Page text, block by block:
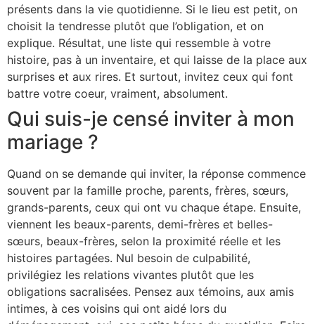
présents dans la vie quotidienne. Si le lieu est petit, on
choisit la tendresse plutôt que l’obligation, et on
explique. Résultat, une liste qui ressemble à votre
histoire, pas à un inventaire, et qui laisse de la place aux
surprises et aux rires. Et surtout, invitez ceux qui font
battre votre coeur, vraiment, absolument.
Qui suis-je censé inviter à mon
mariage ?
Quand on se demande qui inviter, la réponse commence
souvent par la famille proche, parents, frères, sœurs,
grands-parents, ceux qui ont vu chaque étape. Ensuite,
viennent les beaux-parents, demi-frères et belles-
sœurs, beaux-frères, selon la proximité réelle et les
histoires partagées. Nul besoin de culpabilité,
privilégiez les relations vivantes plutôt que les
obligations sacralisées. Pensez aux témoins, aux amis
intimes, à ces voisins qui ont aidé lors du